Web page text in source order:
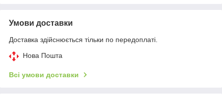
Умови доставки
Доставка здійснюється тільки по передоплаті.
Нова Пошта
Всі умови доставки